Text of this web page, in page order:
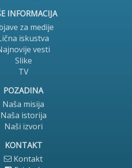
INFORMACIJA
za medije
iskustva
vesti
Slike
TV
POZADINA
Naša misija
Naša istorija
Naši izvori
KONTAKT
Kontakt